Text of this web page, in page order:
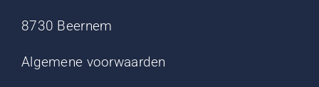
8730 Beernem
Algemene voorwaarden